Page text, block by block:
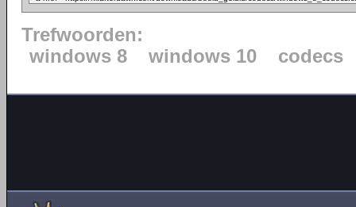
Trefwoorden:
windows 8
windows 10 codecs